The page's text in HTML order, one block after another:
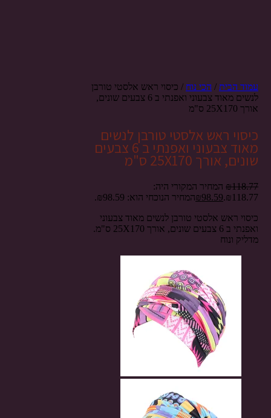
עמוד הבית/ הכי נוח / כיסוי ראש אלסטי טורבן
לנשים מאוד צבעוני ואפנתי ב 6 צבעים שונים,
אורך 25X170 ס"מ
כיסוי ראש אלסטי טורבן לנשים
מאוד צבעוני ואפנתי ב 6 צבעים
שונים, אורך 25X170 ס"מ
₪118.77
המחיר המקורי היה:
₪118.77.
₪98.59
המחיר הנוכחי הוא: ₪98.59.
כיסוי ראש אלסטי טורבן לנשים מאוד צבעוני
ואפנתי ב 6 צבעים שונים, אורך 25X170 ס"מ.
מדליק ונוח